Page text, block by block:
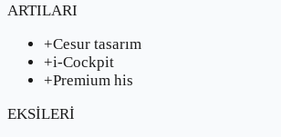
ARTILARI
+Cesur tasarım
+i-Cockpit
+Premium his
EKSİLERİ